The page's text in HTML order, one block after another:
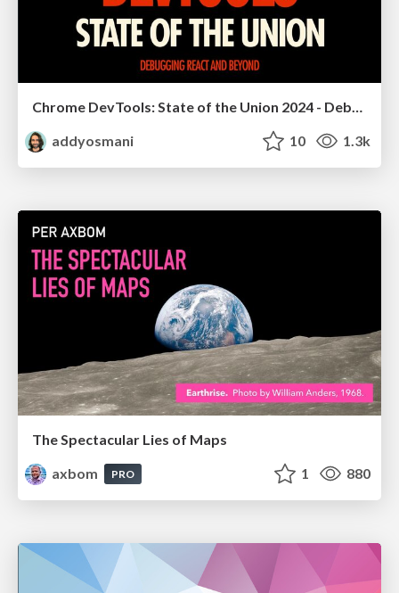
Chrome DevTools: State of the Union 2024 - Debugging React & Beyond
addyosmani
10 1.3k
The Spectacular Lies of Maps
axbom
PRO 1 880